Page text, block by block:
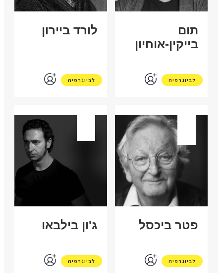
תום
בייקין-אוחיון
לביוגרפיה
לורד ביירון
לביוגרפיה
פטר ביכסל
לביוגרפיה
ג'ון בילבאו
לביוגרפיה